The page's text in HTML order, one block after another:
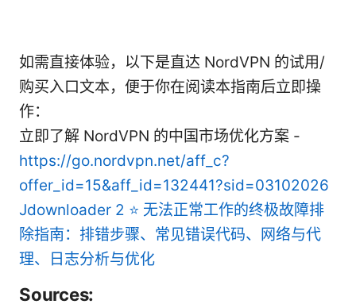
如需直接体验，以下是直达 NordVPN 的试用/
购买入口文本，便于你在阅读本指南后立即操
作：
立即了解 NordVPN 的中国市场优化方案 -
https://go.nordvpn.net/aff_c?
offer_id=15&aff_id=132441?sid=03102026
Jdownloader 2 ⭐ 无法正常工作的终极故障排
除指南：排错步骤、常见错误代码、网络与代
理、日志分析与优化
Sources: